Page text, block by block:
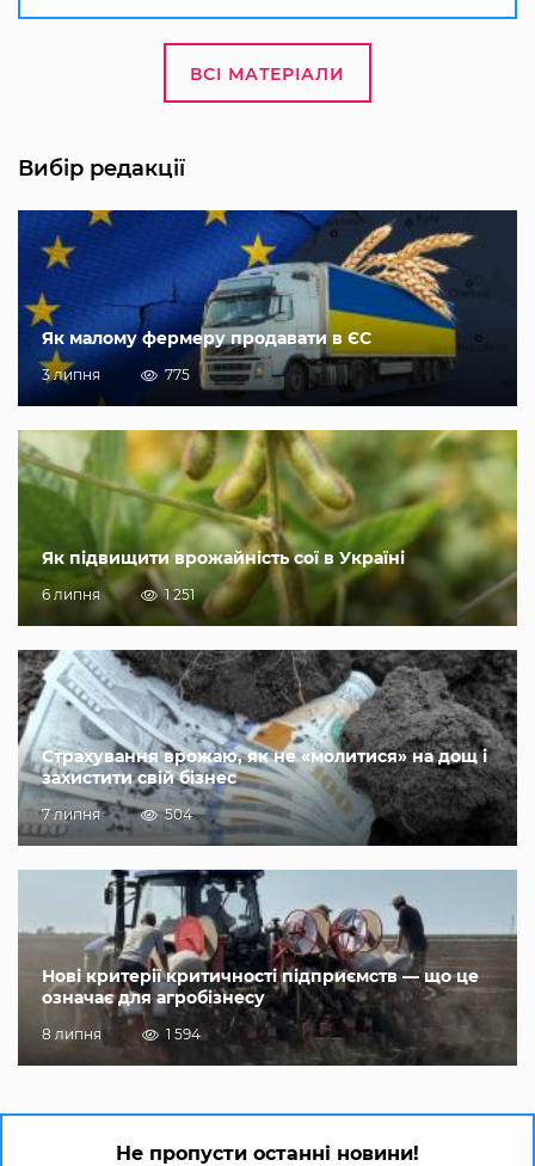
ВСІ МАТЕРІАЛИ
Вибір редакції
Як малому фермеру продавати в ЄС
3 липня 775
Як підвищити врожайність сої в Україні
6 липня 1 251
Страхування врожаю, як не «молитися» на дощ і
захистити свій бізнес
7 липня 504
Нові критерії критичності підприємств — що це
означає для агробізнесу
8 липня 1 594
Не пропусти останні новини!